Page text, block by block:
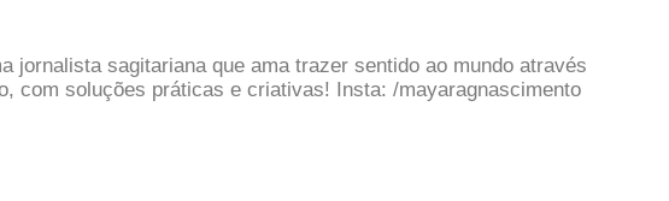
jornalista sagitariana que ama trazer sentido ao mundo através
com soluções práticas e criativas! Insta: /mayaragnascimento